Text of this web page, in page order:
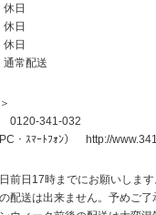
日
日
日
常配送
0120-341-032
・ｽﾏｰﾄﾌｫﾝ） http://
前日17時までにお願いします
配送は出来ません。予めご了